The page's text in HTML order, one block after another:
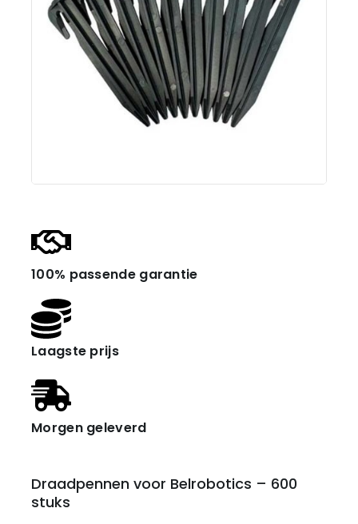
100% passende garantie
Laagste prijs
Morgen geleverd
Draadpennen voor Belrobotics – 600
stuks